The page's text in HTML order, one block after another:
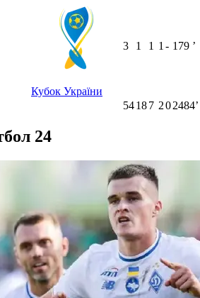
Кубок України
3 1 1 1 - 179 ʼ
54187 202484ʼ
24